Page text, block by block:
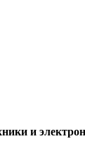
и